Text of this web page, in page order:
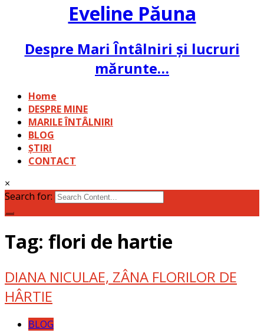
Eveline Păuna
Despre Mari Întâlniri și lucruri
mărunte…
Home
DESPRE MINE
MARILE ÎNTÂLNIRI
BLOG
ȘTIRI
CONTACT
×
Search for:
Tag: flori de hartie
DIANA NICULAE, ZÂNA FLORILOR DE
HÂRTIE
BLOG